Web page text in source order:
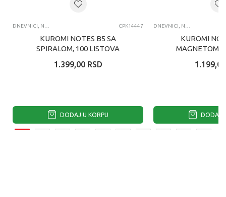
CPK14447
KUROMI NOTES B5 SA
SPIRALOM, 100 LISTOVA
1.399,00 RSD
DODAJ U KORPU
KUROMI
MAGNETOM,
1.199,00
DODAJ